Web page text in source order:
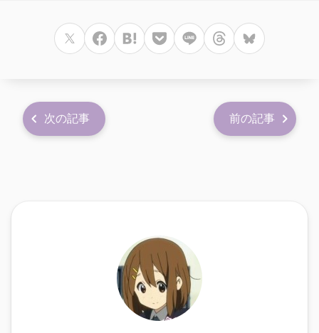
次の記事 前の記事